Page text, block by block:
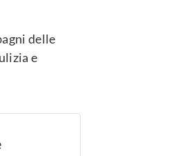
delle
e